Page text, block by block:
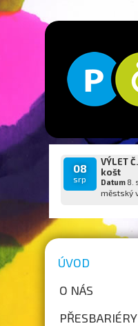
08
srp
VÝLET
košt
Datum8.
městský
ÚVOD
O NÁS
PŘESBARIÉRY